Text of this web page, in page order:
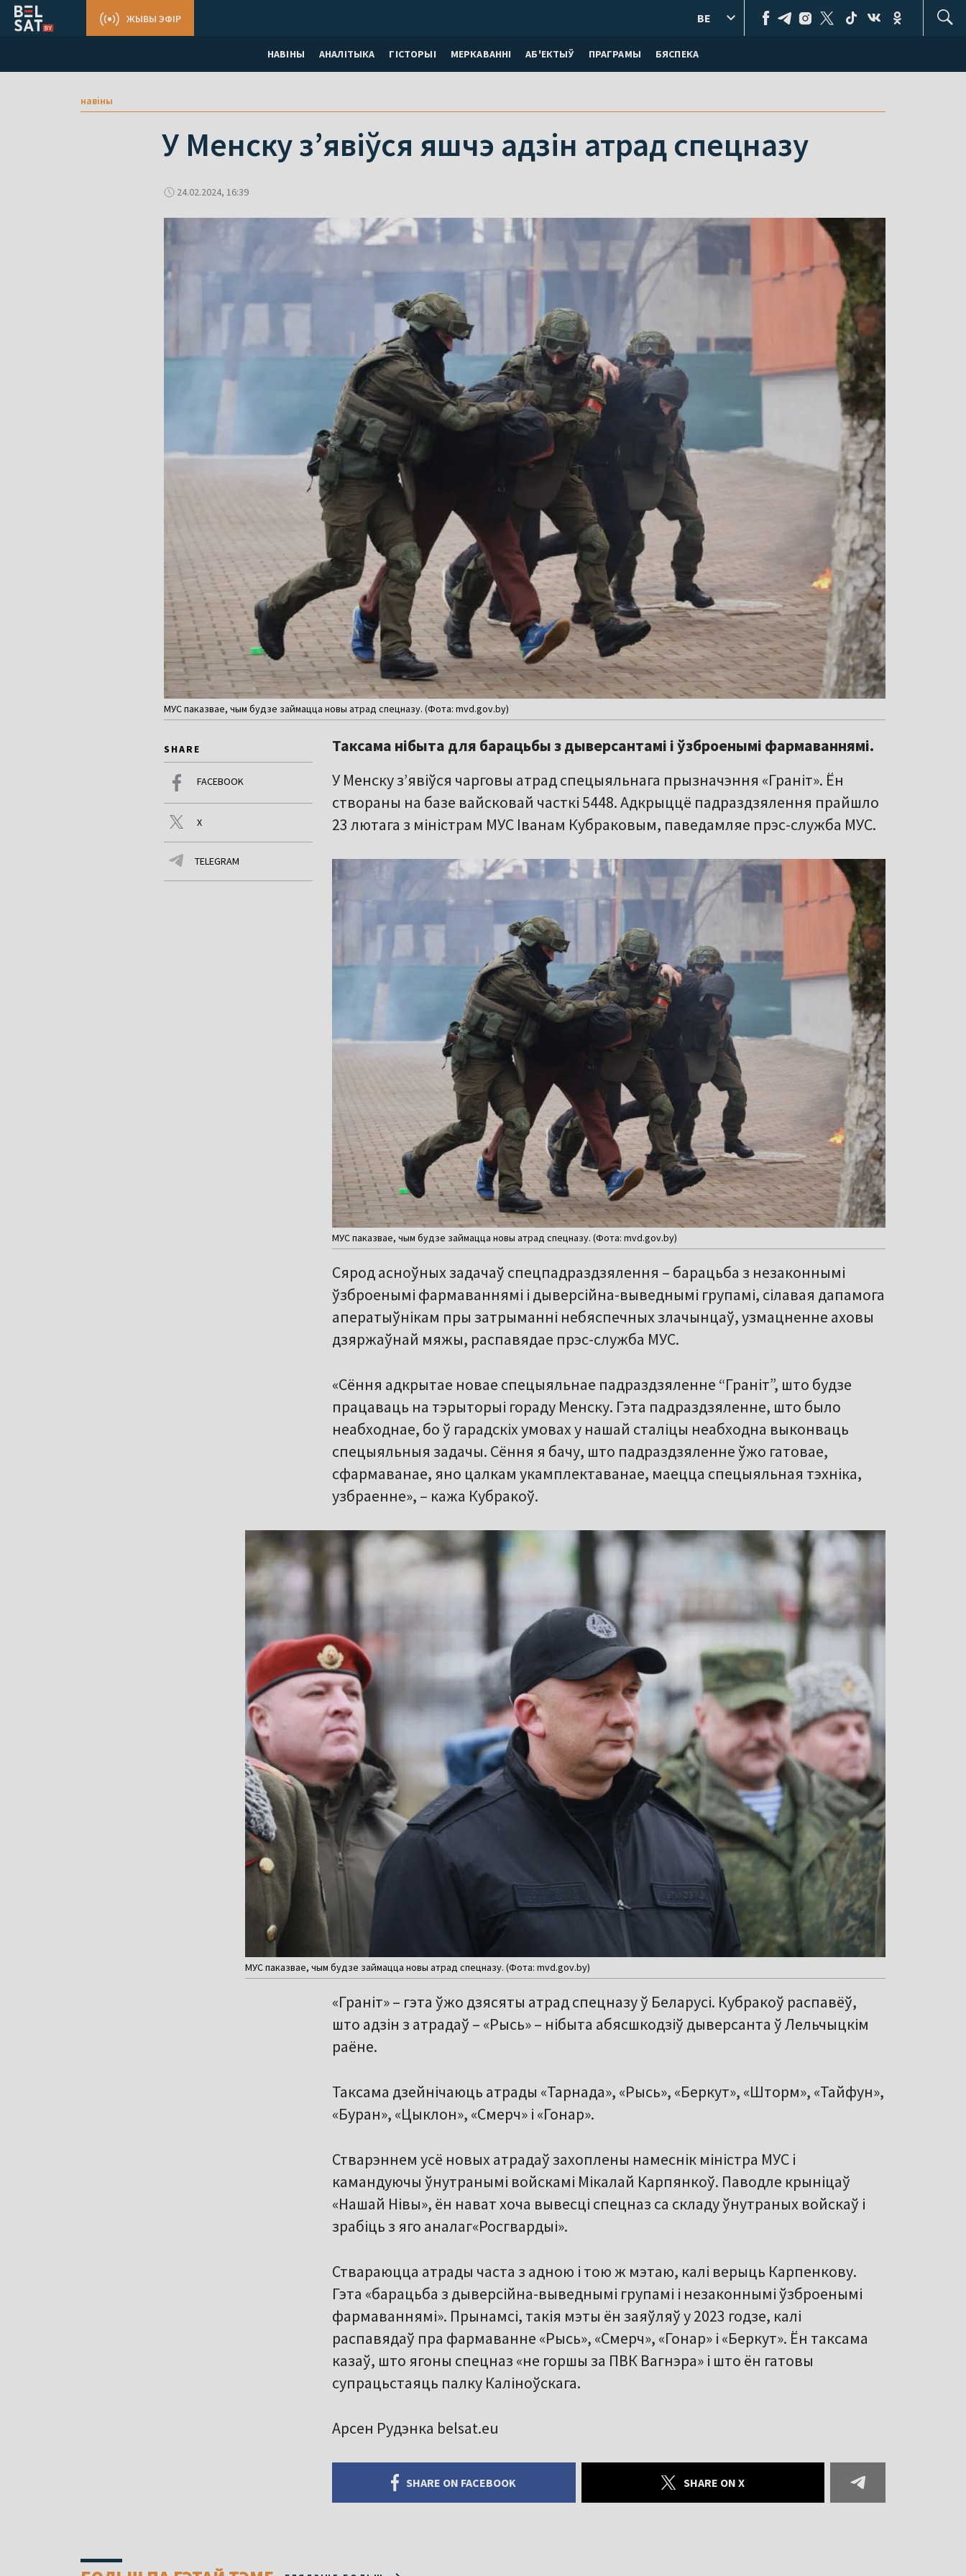
НАВІНЫ АНАЛІТЫКА ГІСТОРЫІ МЕРКАВАННI АБ'ЕКТЫЎ ПРАГРАМЫ БЯСПЕКА
ЖЫВЫ ЭФІР BE
навіны
У Менску з’явіўся яшчэ адзін атрад спецназу
24.02.2024, 16:39
МУС паказвае, чым будзе займацца новы атрад спецназу. (Фота: mvd.gov.by)
SHARE
FACEBOOK
X
TELEGRAM
Таксама нібыта для барацьбы з дыверсантамі і ўзброенымі фармаваннямі.
У Менску зʼявіўся чарговы атрад спецыяльнага прызначэння «Граніт». Ён
створаны на базе вайсковай часткі 5448. Адкрыццё падраздзялення прайшло
23 лютага з міністрам МУС Іванам Кубраковым, паведамляе прэс-служба МУС.
МУС паказвае, чым будзе займацца новы атрад спецназу. (Фота: mvd.gov.by)
Сярод асноўных задачаў спецпадраздзялення – барацьба з незаконнымі
ўзброенымі фармаваннямі і дыверсійна-выведнымі групамі, сілавая дапамога
аператыўнікам пры затрыманні небяспечных злачынцаў, узмацненне аховы
дзяржаўнай мяжы, распавядае прэс-служба МУС.
«Сёння адкрытае новае спецыяльнае падраздзяленне “Граніт”, што будзе
працаваць на тэрыторыі гораду Менску. Гэта падраздзяленне, што было
неабходнае, бо ў гарадскіх умовах у нашай сталіцы неабходна выконваць
спецыяльныя задачы. Сёння я бачу, што падраздзяленне ўжо гатовае,
сфармаванае, яно цалкам укамплектаванае, маецца спецыяльная тэхніка,
узбраенне», – кажа Кубракоў.
МУС паказвае, чым будзе займацца новы атрад спецназу. (Фота: mvd.gov.by)
«Граніт» – гэта ўжо дзясяты атрад спецназу ў Беларусі. Кубракоў распавёў,
што адзін з атрадаў – «Рысь» – нібыта абясшкодзіў дыверсанта ў Лельчыцкім
раёне.
Таксама дзейнічаюць атрады «Тарнада», «Рысь», «Беркут», «Шторм», «Тайфун»,
«Буран», «Цыклон», «Смерч» і «Гонар».
Стварэннем усё новых атрадаў захоплены намеснік міністра МУС і
камандуючы ўнутранымі войскамі Мікалай Карпянкоў. Паводле крыніцаў
«Нашай Нівы», ён нават хоча вывесці спецназ са складу ўнутраных войскаў і
зрабіць з яго аналаг«Росгвардыі».
Ствараюцца атрады часта з адною і тою ж мэтаю, калі верыць Карпенкову.
Гэта «барацьба з дыверсійна-выведнымі групамі і незаконнымі ўзброенымі
фармаваннямі». Прынамсі, такія мэты ён заяўляў у 2023 годзе, калі
распавядаў пра фармаванне «Рысь», «Смерч», «Гонар» і «Беркут». Ён таксама
казаў, што ягоны спецназ «не горшы за ПВК Вагнэра» і што ён гатовы
супрацьстаяць палку Каліноўскага.
Арсен Рудэнка belsat.eu
SHARE ON FACEBOOK SHARE ON X